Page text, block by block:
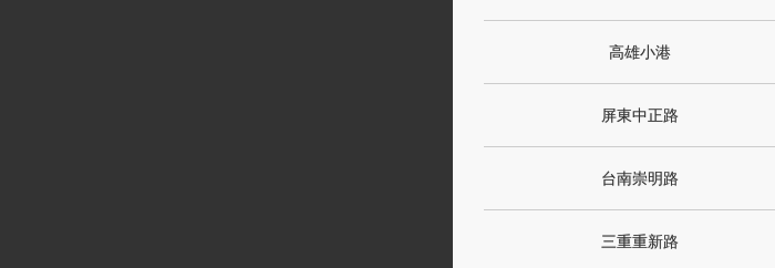
高雄小港
屏東中正路
台南崇明路
三重重新路